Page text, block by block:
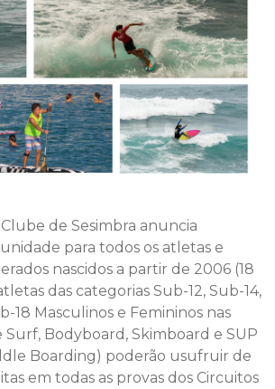
de Sesimbra anuncia
para todos os atletas e
nascidos a partir de 2006 (18
das categorias Sub-12, Sub-14,
18 Masculinos e Femininos nas
Surf, Bodyboard, Skimboard e SUP
Boarding) poderão usufruir de
em todas as provas dos Circuitos